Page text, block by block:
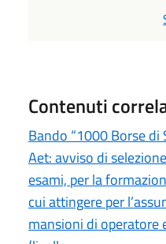
Contenuti
Bando “1000 Borse di
Aet: avviso di
esami, per la
cui attingere per
mansioni di operatore